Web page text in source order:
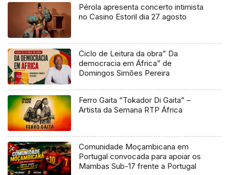
Pérola apresenta concerto intimista
no Casino Estoril dia 27 agosto
Ciclo de Leitura da obra” Da
democracia em África” de
Domingos Simões Pereira
Ferro Gaita “Tokador Di Gaita” –
Artista da Semana RTP África
Comunidade Moçambicana em
Portugal convocada para apoiar os
Mambas Sub-17 frente a Portugal